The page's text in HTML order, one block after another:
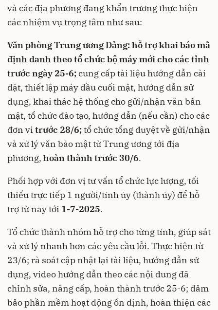
và các địa phương đang khẩn trương thực hiện
các nhiệm vụ trọng tâm như sau:
Văn phòng Trung ương Đảng:hỗ trợ khai báo mã
định danh theo tổ chức bộ máy mới cho các tỉnh
trước ngày 25-6;cung cấp tài liệu hướng dẫn cài
đặt, thiết lập máy đầu cuối mật, hướng dẫn sử
dụng, khai thác hệ thống cho gửi/nhận văn bản
mật, tổ chức đào tạo, hướng dẫn (nếu cần) cho các
đơn vi trước 28/6;tổ chức tổng duyệt về gửi/nhận
và xử lý văn bảo mật từ Trung ương tới địa
phương, hoàn thành trước 30/6.
Phối hợp với đơn vị tư vấn tổ chức lực lượng, tối
thiếu trực tiếp 1 người/tỉnh ủy (thành ủy) để hỗ
trợ từ nay tới 1-7-2025.
Tổ chức thành nhóm hỗ trợ cho từng tỉnh, giúp sát
và xử lý nhanh hơn các yêu cầu lỗi. Thực hiện từ
23/6; rà soát cập nhật lại tài liệu, hướng dẫn sử
dụng, video hướng dẫn theo các nội dung đã
chỉnh sửa, nâng cấp, hoàn thành trước 25-6; đảm
bảo phần mềm hoạt động ổn định, hoàn thiện các